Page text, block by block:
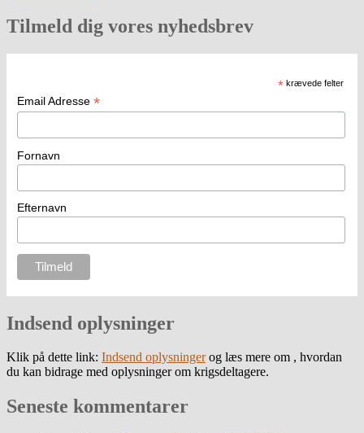
Tilmeld dig vores nyhedsbrev
* krævede felter
Email Adresse *
Fornavn
Efternavn
Indsend oplysninger
Klik på dette link: Indsend oplysningerog læs mere om , hvordan
du kan bidrage med oplysninger om krigsdeltagere.
Seneste kommentarer